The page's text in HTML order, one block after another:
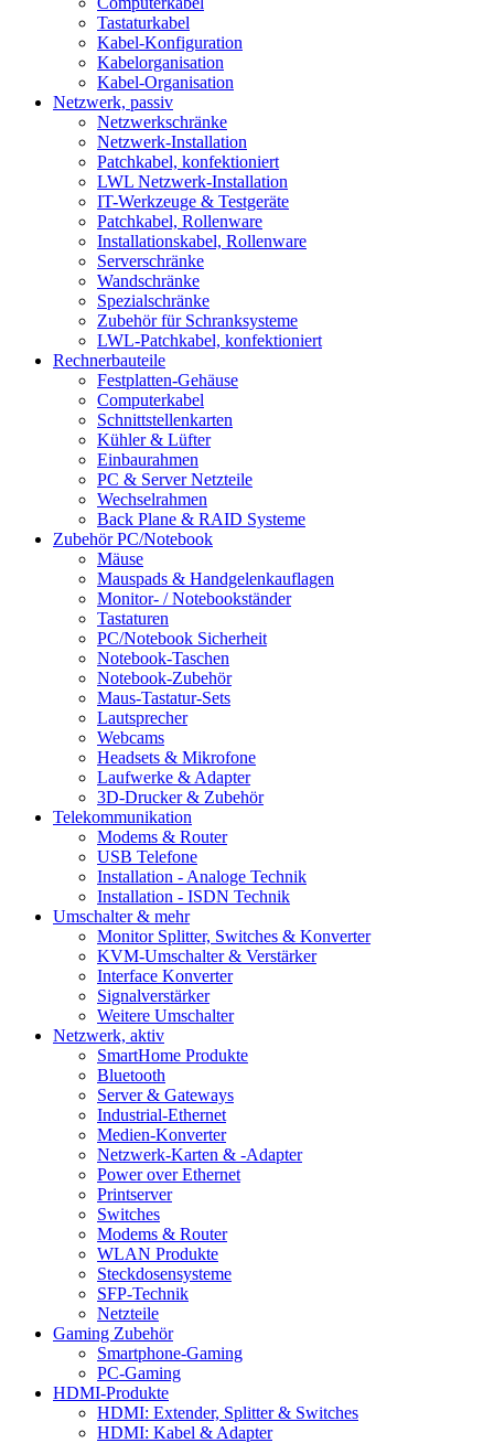
Tastaturkabel
Kabel-Konfiguration
Kabelorganisation
Kabel-Organisation
Netzwerk, passiv
Netzwerkschränke
Netzwerk-Installation
Patchkabel, konfektioniert
LWL Netzwerk-Installation
IT-Werkzeuge & Testgeräte
Patchkabel, Rollenware
Installationskabel, Rollenware
Serverschränke
Wandschränke
Spezialschränke
Zubehör für Schranksysteme
LWL-Patchkabel, konfektioniert
Rechnerbauteile
Festplatten-Gehäuse
Computerkabel
Schnittstellenkarten
Kühler & Lüfter
Einbaurahmen
PC & Server Netzteile
Wechselrahmen
Back Plane & RAID Systeme
Zubehör PC/Notebook
Mäuse
Mauspads & Handgelenkauflagen
Monitor- / Notebookständer
Tastaturen
PC/Notebook Sicherheit
Notebook-Taschen
Notebook-Zubehör
Maus-Tastatur-Sets
Lautsprecher
Webcams
Headsets & Mikrofone
Laufwerke & Adapter
3D-Drucker & Zubehör
Telekommunikation
Modems & Router
USB Telefone
Installation - Analoge Technik
Installation - ISDN Technik
Umschalter & mehr
Monitor Splitter, Switches & Konverter
KVM-Umschalter & Verstärker
Interface Konverter
Signalverstärker
Weitere Umschalter
Netzwerk, aktiv
SmartHome Produkte
Bluetooth
Server & Gateways
Industrial-Ethernet
Medien-Konverter
Netzwerk-Karten & -Adapter
Power over Ethernet
Printserver
Switches
Modems & Router
WLAN Produkte
Steckdosensysteme
SFP-Technik
Netzteile
Gaming Zubehör
Smartphone-Gaming
PC-Gaming
HDMI-Produkte
HDMI: Extender, Splitter & Switches
HDMI: Kabel & Adapter